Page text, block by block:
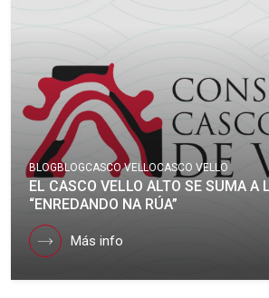
BLOG BLOGCASCO VELLOCASCO VELLO
EL CASCO VELLO ALTO SE SUMA A
“ENREDANDO NA RÚA”
Más info